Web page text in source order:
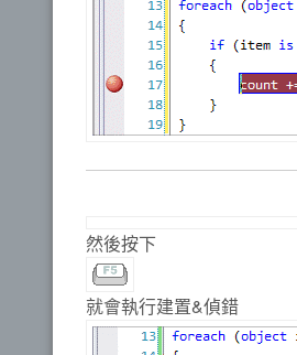
然後按下
就會執行建置&偵錯